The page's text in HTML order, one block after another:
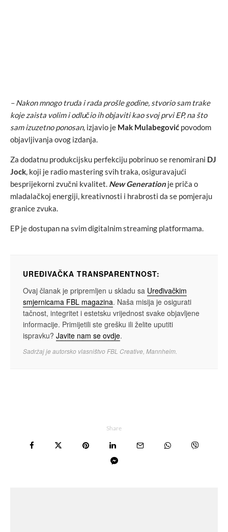
– Nakon mnogo truda i rada prošle godine, stvorio sam trake
koje zaista volim i odlučio ih objaviti kao svoj prvi EP, na što
sam izuzetno ponosan, izjavio je Mak Mulabegović povodom
objavljivanja ovog izdanja.
Za dodatnu produkcijsku perfekciju pobrinuo se renomirani DJ
Jock , koji je radio mastering svih traka, osiguravajući
besprijekorni zvučni kvalitet. New Generation je priča o
mladalačkoj energiji, kreativnosti i hrabrosti da se pomjeraju
granice zvuka.
EP je dostupan na svim digitalnim streaming platformama.
UREĐIVAČKA TRANSPARENTNOST:
Ovaj članak je pripremljen u skladu sa Uređivačkim
smjernicama FBL magazina. Naša misija je osigurati
tačnost, integritet i estetsku vrijednost svake objavljene
informacije. Primijetili ste grešku ili želite uputiti
ispravku? Javite nam se ovdje.
Sadržaj je autorsko vlasništvo FBL Creative, Mannheim.
Share